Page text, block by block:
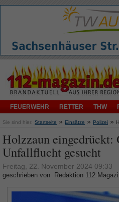
FEUERWEHR RETTER THW
Sie sind hier: Startseite » Einsätze » Polizei »
Holzzaun eingedrückt:
Unfallflucht gesucht
Freitag, 22. November 2024 09:33
geschrieben von Redaktion 112